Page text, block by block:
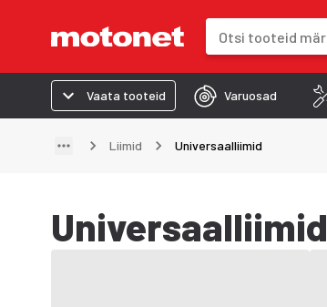
Vaata tooteid
Varuosad
Liimid Universaalliimid
Universaalliimid